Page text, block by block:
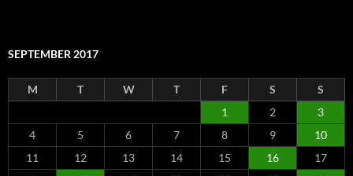
SEPTEMBER 2017
M T W T F S
S
1
2
3
4
5 6 7 8 9
10
11
12 13 14 15 16
17